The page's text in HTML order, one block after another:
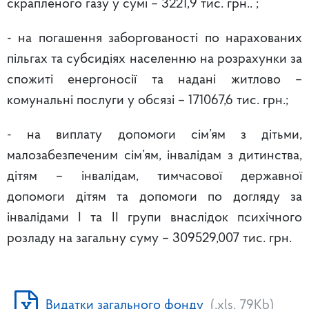
скрапленого газу у сумі – 3221,9 тис. грн.. ;
- на погашення заборгованості по нарахованих
пільгах та субсидіях населенню на розрахунки за
спожиті енергоносії та надані житлово –
комунальні послуги у обсязі – 171067,6 тис. грн.;
- на виплату допомоги сім’ям з дітьми,
малозабезпеченим сім’ям, інвалідам з дитинства,
дітям – інвалідам, тимчасової державної
допомоги дітям та допомоги по догляду за
інвалідами І та ІІ групи внаслідок психічного
розладу на загальну суму – 309529,007 тис. грн.
Видатки загального фонду (.xls, 79Kb)